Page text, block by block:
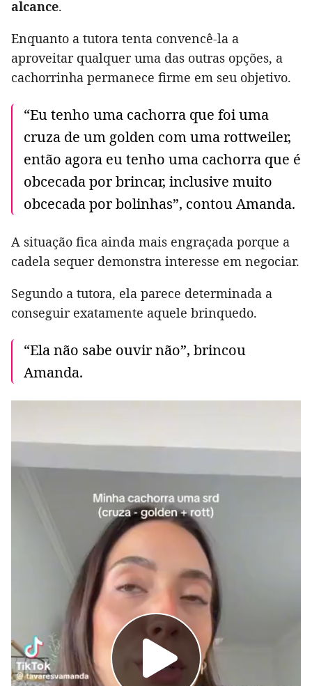
alcance.
Enquanto a tutora tenta convencê-la a
aproveitar qualquer uma das outras opções, a
cachorrinha permanece firme em seu objetivo.
“Eu tenho uma cachorra que foi uma
cruza de um golden com uma rottweiler,
então agora eu tenho uma cachorra que é
obcecada por brincar, inclusive muito
obcecada por bolinhas”, contou Amanda.
A situação fica ainda mais engraçada porque a
cadela sequer demonstra interesse em negociar.
Segundo a tutora, ela parece determinada a
conseguir exatamente aquele brinquedo.
“Ela não sabe ouvir não”, brincou
Amanda.